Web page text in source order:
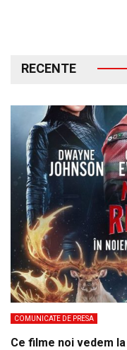
RECENTE
COMUNICATE DE PRESA
Ce filme noi vedem